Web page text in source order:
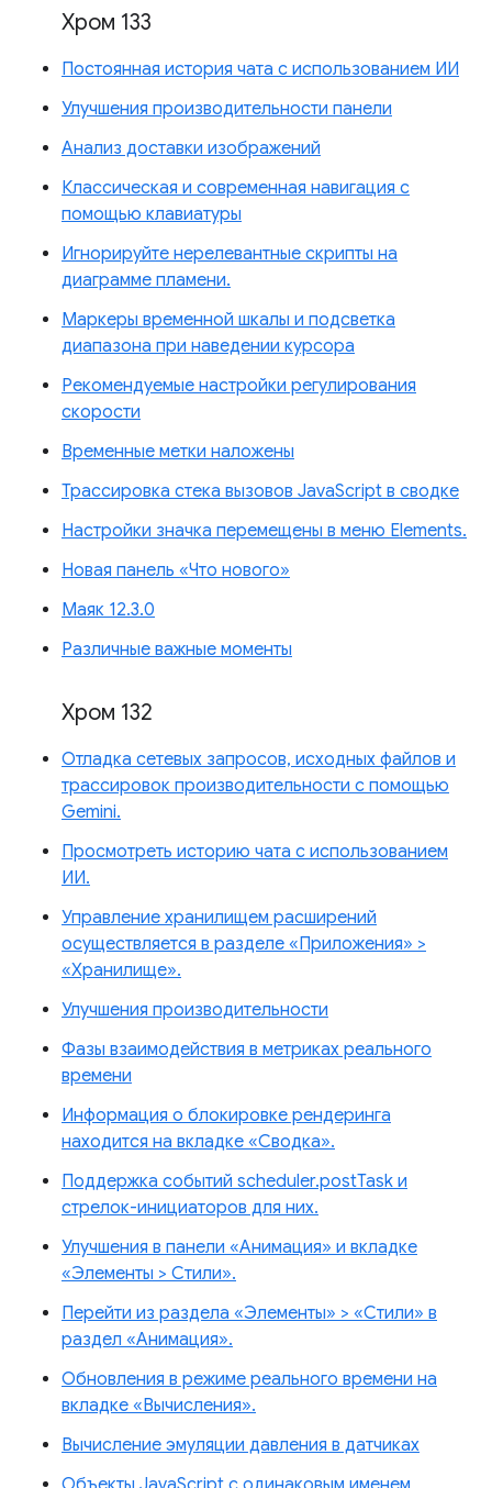
Хром 133
Постоянная история чата с использованием ИИ
Улучшения производительности панели
Анализ доставки изображений
Классическая и современная навигация с
помощью клавиатуры
Игнорируйте нерелевантные скрипты на
диаграмме пламени.
Маркеры временной шкалы и подсветка
диапазона при наведении курсора
Рекомендуемые настройки регулирования
скорости
Временные метки наложены
Трассировка стека вызовов JavaScript в сводке
Настройки значка перемещены в меню Elements.
Новая панель «Что нового»
Маяк 12.3.0
Различные важные моменты
Хром 132
Отладка сетевых запросов, исходных файлов и
трассировок производительности с помощью
Gemini.
Просмотреть историю чата с использованием
ИИ.
Управление хранилищем расширений
осуществляется в разделе «Приложения» >
«Хранилище».
Улучшения производительности
Фазы взаимодействия в метриках реального
времени
Информация о блокировке рендеринга
находится на вкладке «Сводка».
Поддержка событий scheduler.postTask и
стрелок-инициаторов для них.
Улучшения в панели «Анимация» и вкладке
«Элементы > Стили».
Перейти из раздела «Элементы» > «Стили» в
раздел «Анимация».
Обновления в режиме реального времени на
вкладке «Вычисления».
Вычисление эмуляции давления в датчиках